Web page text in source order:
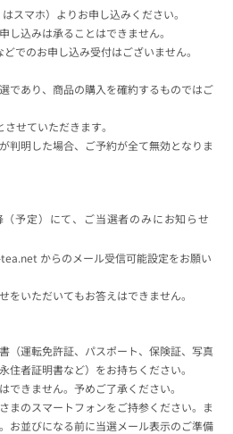
スマホ）よりお申し込みください。
し込みは承ることはできません。
でのお申し込み受付はございません。
であり、商品の購入を確約するものではご
せていただきます。
判明した場合、ご予約が全て無効となりま
予定）にて、ご当選者のみにお知らせ
からのメール受信可能設定をお願い
をいただいてもお答えはできません。
（運転免許証、パスポート、保険証、写真
住者証明書など）をお持ちください。
できません。予めご了承ください。
まのスマートフォンをご持参ください。ま
お並びになる前に当選メール表示のご準備